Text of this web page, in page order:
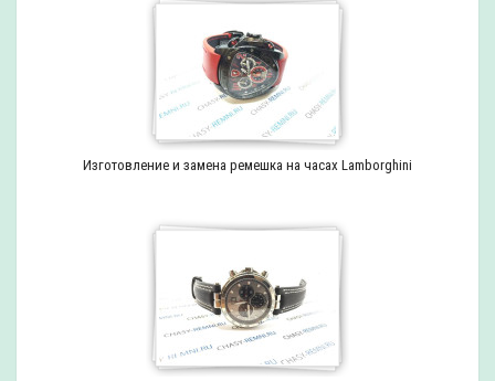
Изготовление и замена ремешка на часах Lamborghini